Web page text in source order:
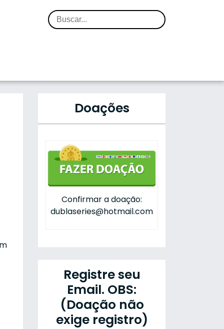
Doações
Confirmar a doação:
dublaseries@hotmail.com
Registre seu
Email. OBS:
(Doação não
exige registro)